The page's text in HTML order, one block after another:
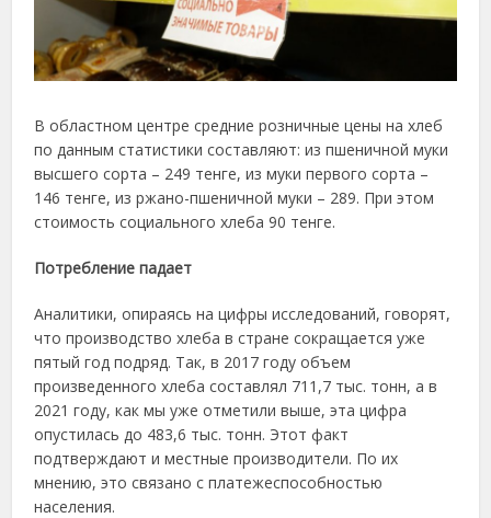
В областном центре средние розничные цены на хлеб
по данным статистики составляют: из пшеничной муки
высшего сорта – 249 тенге, из муки первого сорта –
146 тенге, из ржано-пшеничной муки – 289. При этом
стоимость социального хлеба 90 тенге.
Потребление падает
Аналитики, опираясь на цифры исследований, говорят,
что производство хлеба в стране сокращается уже
пятый год подряд. Так, в 2017 году объем
произведенного хлеба составлял 711,7 тыс. тонн, а в
2021 году, как мы уже отметили выше, эта цифра
опустилась до 483,6 тыс. тонн. Этот факт
подтверждают и местные производители. По их
мнению, это связано с платежеспособностью
населения.